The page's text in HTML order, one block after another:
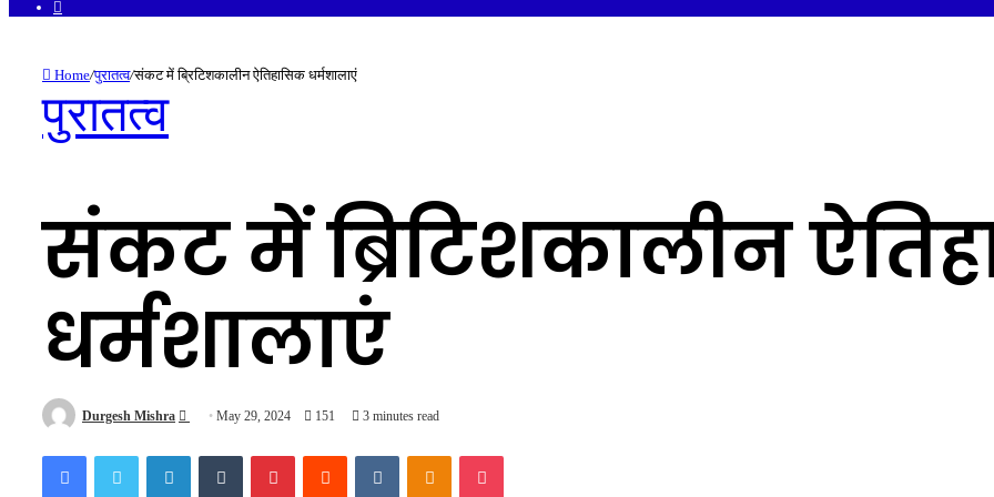
Home/पुरातत्व/संकट में ब्रिटिशकालीन ऐतिहासिक धर्मशालाएं
पुरातत्व
संकट में ब्रिटिशकालीन
धर्मशालाएं
Durgesh Mishra
Send May 29, 2024 151 3 minutes read
FacebookTwitter LinkedInTumblr PinterestReddit VKontakteOdnoklassniki
Pocket